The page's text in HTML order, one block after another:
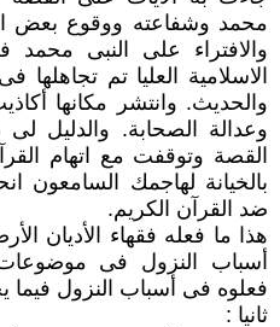
محمد وشفاعته ووقوع بعض
والافتراء على النبى
الاسلامية العليا تم
والحديث. وانتشر مكانها
وعدالة الصحابة. والدليل
القصة وتوقفت مع اتهام
بالخيانة لهاجمك السامعون
ضد القرآن الكريم.
هذا ما فعله فقهاء الأديان
أسباب النزول فى موضوعات
فعلوه فى أسباب النزول فيما
ثانيا :